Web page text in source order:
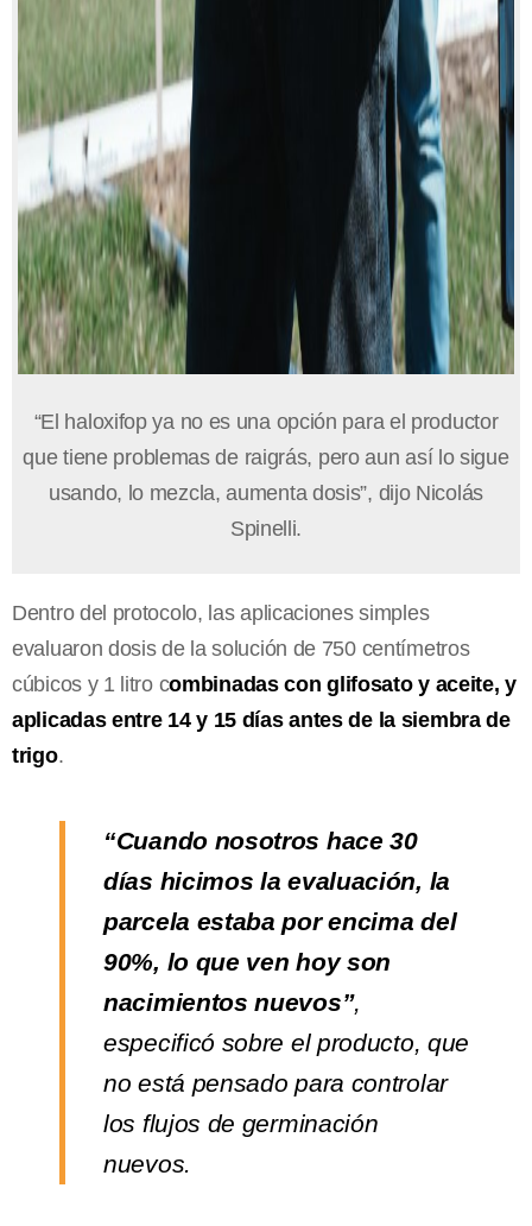
“El haloxifop ya no es una opción para el productor
que tiene problemas de raigrás, pero aun así lo sigue
usando, lo mezcla, aumenta dosis”, dijo Nicolás
Spinelli.
Dentro del protocolo, las aplicaciones simples
evaluaron dosis de la solución de 750 centímetros
cúbicos y 1 litro combinadas con glifosato y aceite, y
aplicadas entre 14 y 15 días antes de la siembra de
trigo.
“Cuando nosotros hace 30
días hicimos la evaluación, la
parcela estaba por encima del
90%, lo que ven hoy son
nacimientos nuevos”,
especificó sobre el producto, que
no está pensado para controlar
los flujos de germinación
nuevos.